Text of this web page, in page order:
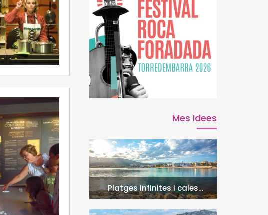
Mes Idees
Platges infinites i cales
naturals a l'Hospitalet de
l'Infant i la Vall de Llors